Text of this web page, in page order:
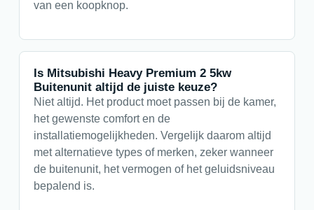
van een koopknop.
Is Mitsubishi Heavy Premium 2 5kw
Buitenunit altijd de juiste keuze?
Niet altijd. Het product moet passen bij de kamer,
het gewenste comfort en de
installatiemogelijkheden. Vergelijk daarom altijd
met alternatieve types of merken, zeker wanneer
de buitenunit, het vermogen of het geluidsniveau
bepalend is.